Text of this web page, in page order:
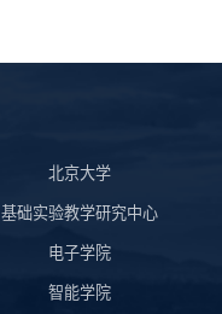
北京大学
基础实验教学研究中心
电子学院
智能学院